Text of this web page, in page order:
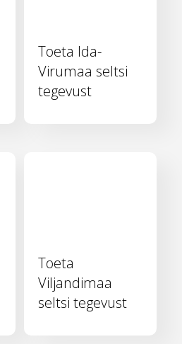
Toeta Ida-
Virumaa seltsi
tegevust
Toeta
Viljandimaa
seltsi tegevust